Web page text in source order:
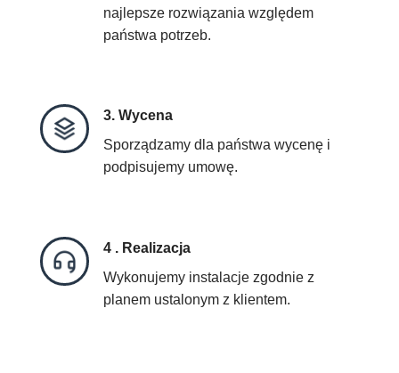
najlepsze rozwiązania względem
państwa potrzeb.
3. Wycena
Sporządzamy dla państwa wycenę i
podpisujemy umowę.
4 . Realizacja
Wykonujemy instalacje zgodnie z
planem ustalonym z klientem.